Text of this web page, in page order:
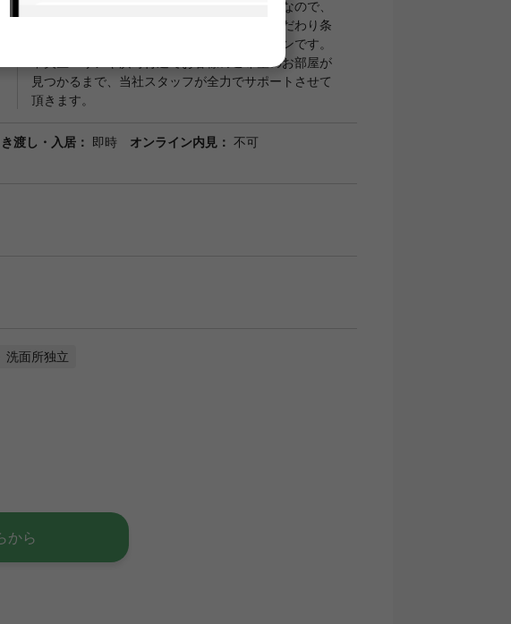
納はシューズボックス・クロゼットなど豊富なので、
衣類や履き物の整理がしやすく便利です。こだわり条
件であるフローリングの洋室があるマンションです。
中央区エリアや浜町付近でお客様のご希望のお部屋が
見つかるまで、当社スタッフが全力でサポートさせて
頂きます。
渡し・入居： 即時 オンライン内見： 不可
洗面所独立
から